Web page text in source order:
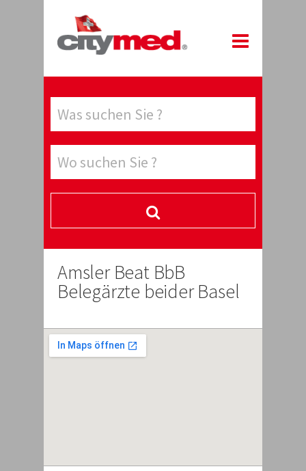
Amsler Beat BbB
Belegärzte beider Basel